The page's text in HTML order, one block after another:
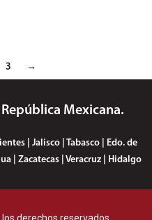
3 →
Mexicana.
| Jalisco | Tabasco | Edo. de
| Zacatecas | Veracruz | Hidalgo